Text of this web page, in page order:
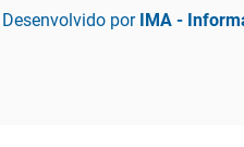
Desenvolvido por IMA -